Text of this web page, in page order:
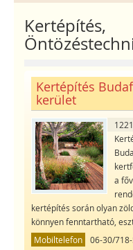
Kertépítés,
Kertépítés
kerület
a
kertépítés során olyan
könnyen fenntartható,
Mobiltelefon
06-30/